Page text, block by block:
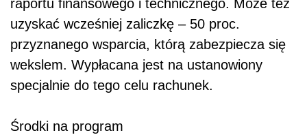
raportu finansowego i technicznego. Może też
uzyskać wcześniej zaliczkę – 50 proc.
przyznanego wsparcia, którą zabezpiecza się
wekslem. Wypłacana jest na ustanowiony
specjalnie do tego celu rachunek.
Środki na program